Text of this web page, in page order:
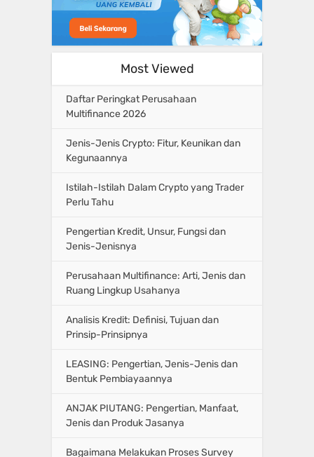
Most Viewed
Daftar Peringkat Perusahaan
Multifinance 2026
Jenis-Jenis Crypto: Fitur, Keunikan dan
Kegunaannya
Istilah-Istilah Dalam Crypto yang Trader
Perlu Tahu
Pengertian Kredit, Unsur, Fungsi dan
Jenis-Jenisnya
Perusahaan Multifinance: Arti, Jenis dan
Ruang Lingkup Usahanya
Analisis Kredit: Definisi, Tujuan dan
Prinsip-Prinsipnya
LEASING: Pengertian, Jenis-Jenis dan
Bentuk Pembiayaannya
ANJAK PIUTANG: Pengertian, Manfaat,
Jenis dan Produk Jasanya
Bagaimana Melakukan Proses Survey